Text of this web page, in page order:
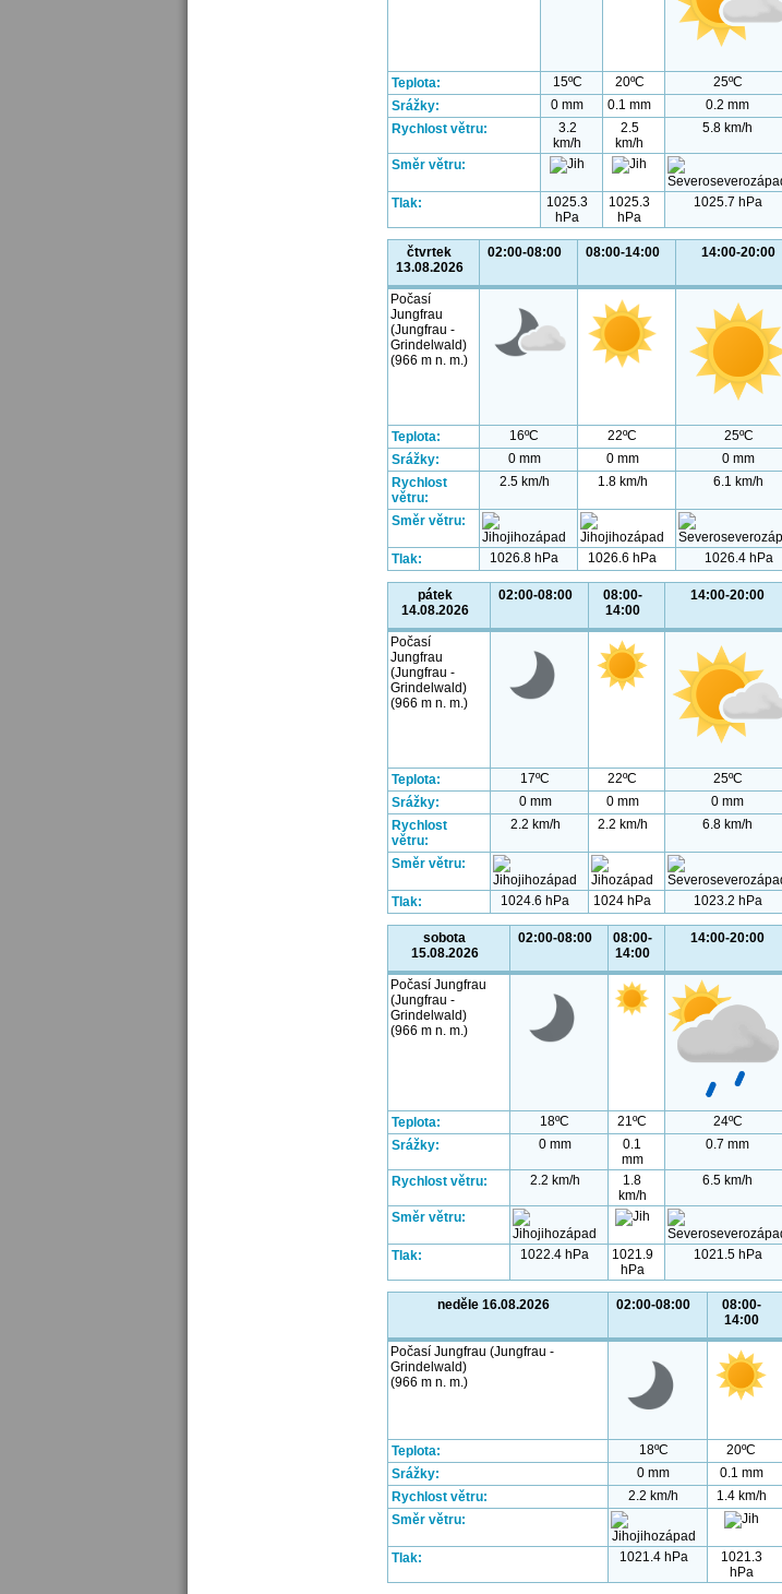
Teplota: 15ºC 20ºC 25ºC
Srážky:
0 mm 0.1 mm 0.2 mm
Rychlost větru:
3.2
km/h
2.5
km/h
5.8 km/h
Směr větru:
Tlak:
1025.3
hPa
1025.3
hPa
1025.7 hPa
čtvrtek
13.08.2026
02:00-08:00 08:00-14:00 14:00-20:00
Počasí
Jungfrau
(Jungfrau -
Grindelwald)
(966 m n. m.)
Teplota: 16ºC 22ºC 25ºC
Srážky:
0 mm 0 mm 0 mm
Rychlost
větru:
2.5 km/h 1.8 km/h 6.1 km/h
Směr větru:
Tlak: 1026.8 hPa 1026.6 hPa 1026.4 hPa
pátek
14.08.2026
02:00-08:00
08:00-
14:00
14:00-20:00
Počasí
Jungfrau
(Jungfrau -
Grindelwald)
(966 m n. m.)
Teplota: 17ºC 22ºC 25ºC
Srážky:
0 mm 0 mm 0 mm
Rychlost
větru:
2.2 km/h 2.2 km/h 6.8 km/h
Směr větru:
Tlak: 1024.6 hPa 1024 hPa 1023.2 hPa
sobota
15.08.2026
02:00-08:00
08:00-
14:00
14:00-20:00
Počasí Jungfrau
(Jungfrau -
Grindelwald)
(966 m n. m.)
Teplota: 18ºC 21ºC 24ºC
Srážky:
0 mm
0.1
mm
0.7 mm
Rychlost větru: 2.2 km/h
1.8
km/h
6.5 km/h
Směr větru:
Tlak: 1022.4 hPa
1021.9
hPa
1021.5 hPa
neděle 16.08.2026 02:00-08:00
08:00-
14:00
Počasí Jungfrau (Jungfrau -
Grindelwald)
(966 m n. m.)
Teplota: 18ºC 20ºC
Srážky:
0 mm 0.1 mm
Rychlost větru:
2.2 km/h 1.4 km/h
Směr větru:
Tlak: 1021.4 hPa
1021.3
hPa